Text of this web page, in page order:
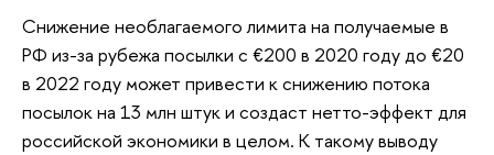
Снижение необлагаемого лимита на получаемые в
РФ из-за рубежа посылки с €200 в 2020 году до €20
в 2022 году может привести к снижению потока
посылок на 13 млн штук и создаст нетто-эффект для
российской экономики в целом. К такому выводу